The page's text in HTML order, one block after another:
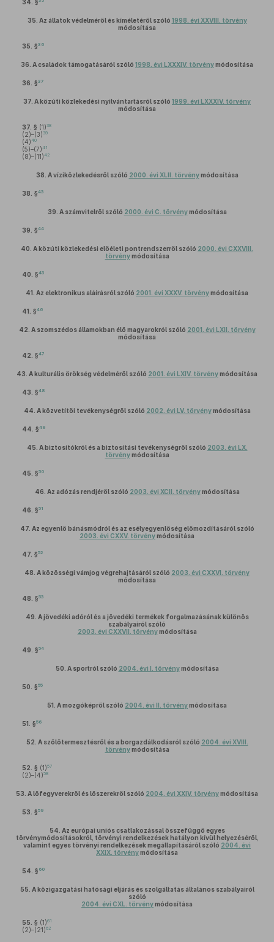
34. §
35. Az állatok védelméről és kíméletéről szóló 1998. évi XXVIII. törvény
módosítása
35. §36
36. A családok támogatásáról szóló 1998. évi LXXXIV. törvénymódosítása
36. §37
37. A közúti közlekedési nyilvántartásról szóló 1999. évi LXXXIV. törvény
módosítása
37. § (1) 38
(2)–(3) 39
(4)40
(5)–(7)41
(8)–(11)42
38. A víziközlekedésről szóló 2000. évi XLII. törvénymódosítása
38. §43
39. A számvitelről szóló 2000. évi C. törvénymódosítása
39. §44
40. A közúti közlekedési előéleti pontrendszerről szóló 2000. évi CXXVIII.
törvénymódosítása
40. §45
41. Az elektronikus aláírásról szóló 2001. évi XXXV. törvénymódosítása
41. §46
42. A szomszédos államokban élő magyarokról szóló 2001. évi LXII. törvény
módosítása
42. §47
43. A kulturális örökség védelméről szóló 2001. évi LXIV. törvénymódosítása
43. §48
44. A közvetítői tevékenységről szóló 2002. évi LV. törvénymódosítása
44. §49
45. A biztosítókról és a biztosítási tevékenységről szóló 2003. évi LX.
törvénymódosítása
45. §50
46. Az adózás rendjéről szóló 2003. évi XCII. törvénymódosítása
46. §51
47. Az egyenlő bánásmódról és az esélyegyenlőség előmozdításáról szóló
2003. évi CXXV. törvénymódosítása
47. §52
48. A közösségi vámjog végrehajtásáról szóló 2003. évi CXXVI. törvény
módosítása
48. §53
49. A jövedéki adóról és a jövedéki termékek forgalmazásának különös
szabályairól szóló
2003. évi CXXVII. törvénymódosítása
49. §54
50. A sportról szóló 2004. évi I. törvénymódosítása
50. §55
51. A mozgóképről szóló 2004. évi II. törvénymódosítása
51. §56
52. A szőlőtermesztésről és a borgazdálkodásról szóló 2004. évi XVIII.
törvénymódosítása
52. § (1)57
(2)–(4)58
53. A lőfegyverekről és lőszerekről szóló 2004. évi XXIV. törvénymódosítása
53. §59
54. Az európai uniós csatlakozással összefüggő egyes
törvénymódosításokról, törvényi rendelkezések hatályon kívül helyezéséről,
valamint egyes törvényi rendelkezések megállapításáról szóló 2004. évi
XXIX. törvénymódosítása
54. § 60
55. A közigazgatási hatósági eljárás és szolgáltatás általános szabályairól
szóló
2004. évi CXL. törvénymódosítása
55. § (1)61
(2)–(21)62